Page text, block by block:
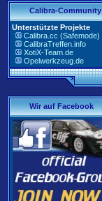
Calibra-Community
Unterstützte Projekte
Calibra.cc (Safemode)
CalibraTreffen.info
XotiX-Team.de
Opelwerkzeug.de
Wir auf Facebook